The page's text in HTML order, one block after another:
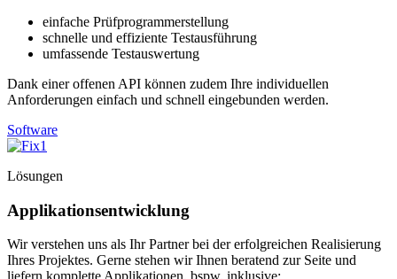
einfache Prüfprogrammerstellung
schnelle und effiziente Testausführung
umfassende Testauswertung
Dank einer offenen API können zudem Ihre individuellen
Anforderungen einfach und schnell eingebunden werden.
Software
Lösungen
Applikationsentwicklung
Wir verstehen uns als Ihr Partner bei der erfolgreichen Realisierung
Ihres Projektes. Gerne stehen wir Ihnen beratend zur Seite und